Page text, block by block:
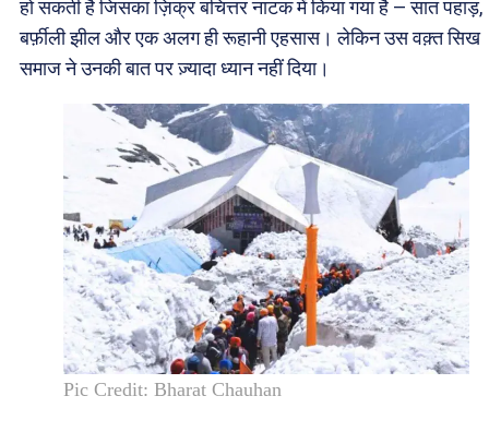
हो सकती है जिसका ज़िक्र बचित्तर नाटक में किया गया है — सात पहाड़,
बर्फ़ीली झील और एक अलग ही रूहानी एहसास। लेकिन उस वक़्त सिख
समाज ने उनकी बात पर ज़्यादा ध्यान नहीं दिया।
Pic Credit: Bharat Chauhan